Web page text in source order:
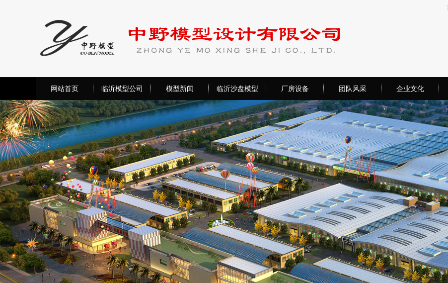
网站首页 临沂模型公司 模型新闻 临沂沙盘模型 厂房设备 团队风采 企业文化